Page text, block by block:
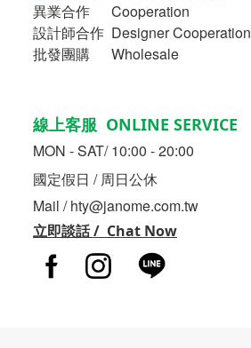
異業合作
Cooperation
設計師合作 Designer Cooperation
批發團購 Wholesale
線上客服 ONLINE SERVICE
MON - SAT/ 10:00 - 20:00
國定假日 / 周日公休
Mail / hty@janome.com.tw
立即談話 / Chat Now